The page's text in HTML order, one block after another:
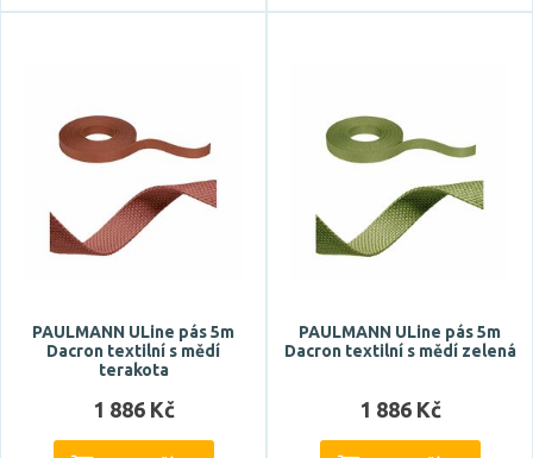
PAULMANN ULine pás 5m
Dacron textilní s mědí
terakota
1 886 Kč
PAULMANN ULine pás 5m
Dacron textilní s mědí zelená
1 886 Kč